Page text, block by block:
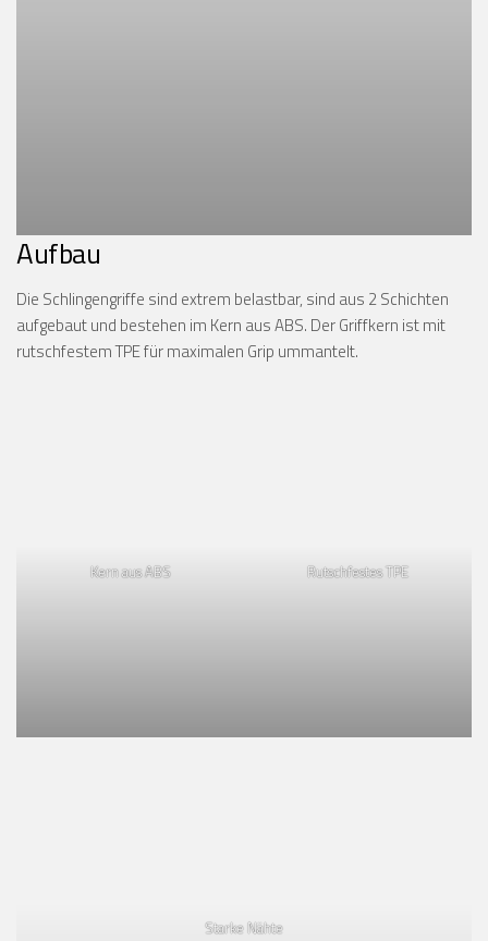
Aufbau
Die Schlingengriffe sind extrem belastbar, sind aus 2 Schichten
aufgebaut und bestehen im Kern aus ABS. Der Griffkern ist mit
rutschfestem TPE für maximalen Grip ummantelt.
Kern aus ABS Rutschfestes TPE
Starke Nähte